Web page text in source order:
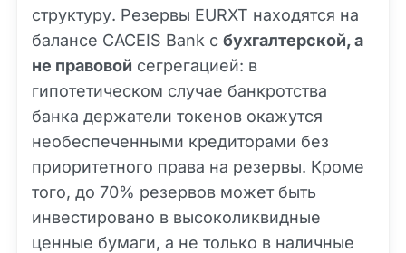
структуру. Резервы EURXT находятся на
балансе CACEIS Bank с бухгалтерской, а
не правовой сегрегацией: в
гипотетическом случае банкротства
банка держатели токенов окажутся
необеспеченными кредиторами без
приоритетного права на резервы. Кроме
того, до 70% резервов может быть
инвестировано в высоколиквидные
ценные бумаги, а не только в наличные